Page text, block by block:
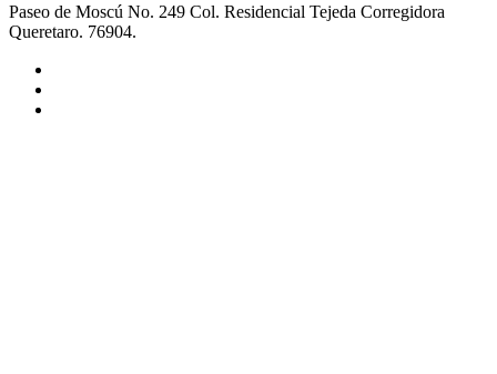
Paseo de Moscú No. 249 Col. Residencial Tejeda Corregidora
Queretaro. 76904.